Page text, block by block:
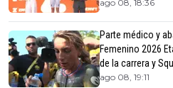
ago 08, 18:36
Parte médico y
Femenino 2026
de la carrera y
ago 08, 19:11